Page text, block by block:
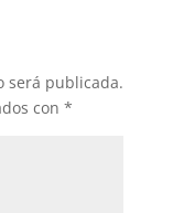
será publicada.
con *